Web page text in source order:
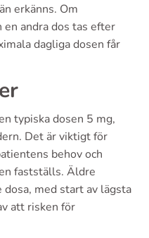
erkänns. Om
en andra dos tas efter
dagliga dosen får
typiska dosen 5 mg,
Det är viktigt för
behov och
fastställs. Äldre
med start av lägsta
att risken för